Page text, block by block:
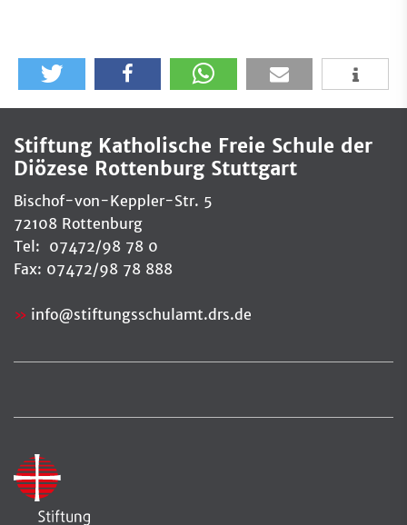
Stiftung Katholische Freie Schule der
Diözese Rottenburg Stuttgart
Bischof-von-Keppler-Str. 5
72108 Rottenburg
Tel: 07472/98 78 0
Fax: 07472/98 78 888
info@stiftungsschulamt.drs.de